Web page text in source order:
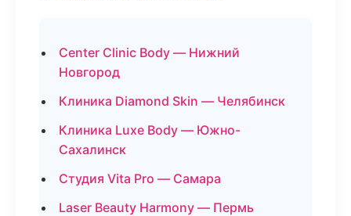
Center Clinic Body — Нижний
Новгород
Клиника Diamond Skin — Челябинск
Клиника Luxe Body — Южно-
Сахалинск
Студия Vita Pro — Самара
Laser Beauty Harmony — Пермь